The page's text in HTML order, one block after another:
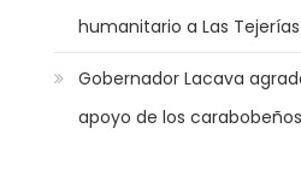
humanitario a Las Tejerías
Gobernador Lacava
apoyo de los